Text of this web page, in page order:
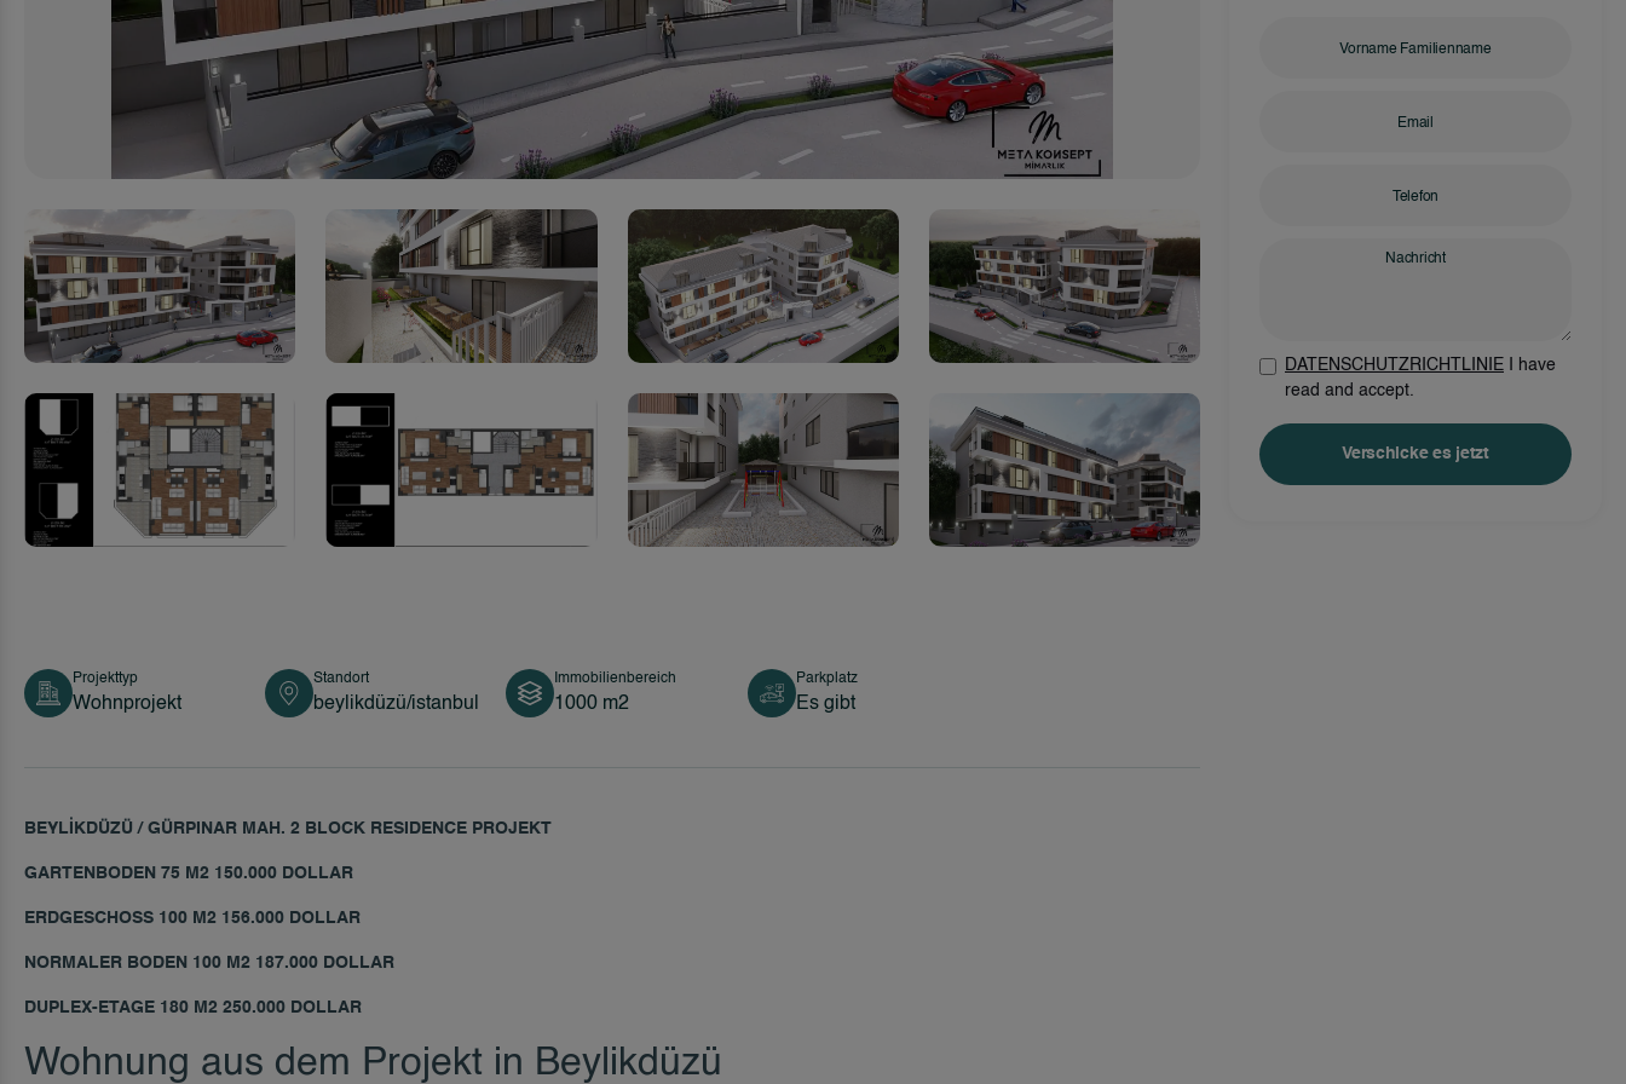
Projekttyp
Wohnprojekt
Standort
beylikdüzü/istanbul
Immobilienbereich
1000 m2
Parkplatz
Es gibt
BEYLİKDÜZÜ / GÜRPINAR MAH. 2 BLOCK RESIDENCE PROJEKT
GARTENBODEN 75 M2 150.000 DOLLAR
ERDGESCHOSS 100 M2 156.000 DOLLAR
NORMALER BODEN 100 M2 187.000 DOLLAR
DUPLEX-ETAGE 180 M2 250.000 DOLLAR
Wohnung aus dem Projekt in Beylikdüzü
DATENSCHUTZRICHTLINIE I have
read and accept.
Verschicke es jetzt